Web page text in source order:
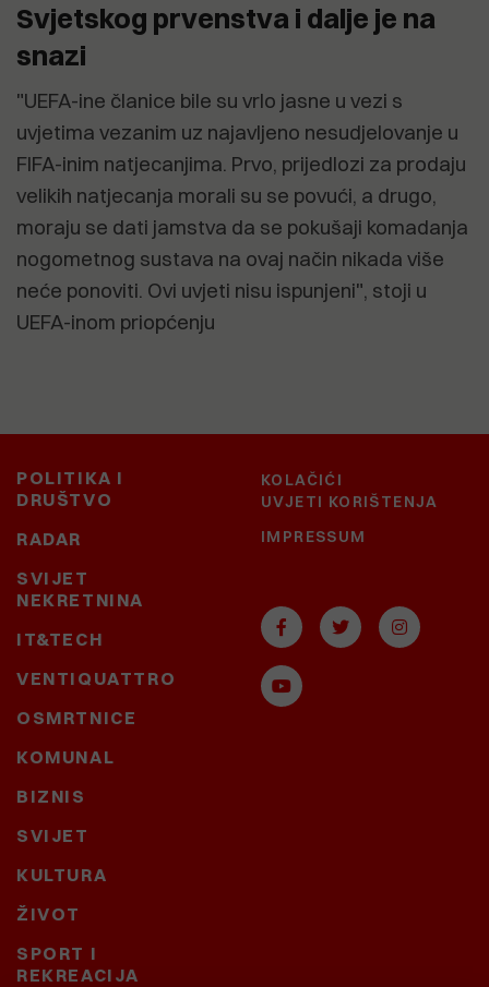
Svjetskog prvenstva i dalje je na
snazi
"UEFA-ine članice bile su vrlo jasne u vezi s
uvjetima vezanim uz najavljeno nesudjelovanje u
FIFA-inim natjecanjima. Prvo, prijedlozi za prodaju
velikih natjecanja morali su se povući, a drugo,
moraju se dati jamstva da se pokušaji komadanja
nogometnog sustava na ovaj način nikada više
neće ponoviti. Ovi uvjeti nisu ispunjeni", stoji u
UEFA-inom priopćenju
POLITIKA I
DRUŠTVO
RADAR
SVIJET
NEKRETNINA
IT&TECH
VENTIQUATTRO
OSMRTNICE
KOMUNAL
BIZNIS
SVIJET
KULTURA
ŽIVOT
SPORT I
REKREACIJA
KOLAČIĆI
UVJETI KORIŠTENJA
IMPRESSUM